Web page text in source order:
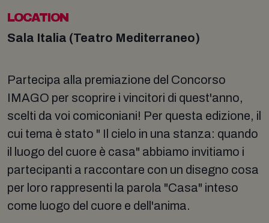
LOCATION
Sala Italia (Teatro Mediterraneo)
Partecipa alla premiazione del Concorso
IMAGO per scoprire i vincitori di quest'anno,
scelti da voi comiconiani! Per questa edizione, il
cui tema è stato " Il cielo in una stanza: quando
il luogo del cuore è casa" abbiamo invitiamo i
partecipanti a raccontare con un disegno cosa
per loro rappresenti la parola "Casa" inteso
come luogo del cuore e dell'anima.